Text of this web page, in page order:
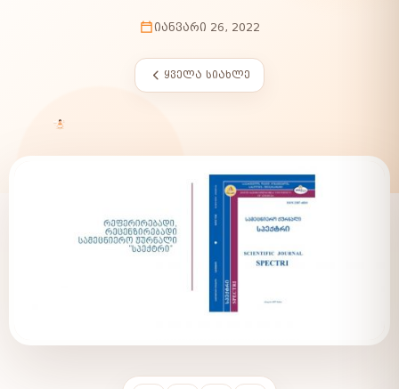
ᲘᲐᲜᲕᲐᲠᲘ 26, 2022
ᲧᲕᲔᲚᲐ ᲡᲘᲐᲮᲚᲔ